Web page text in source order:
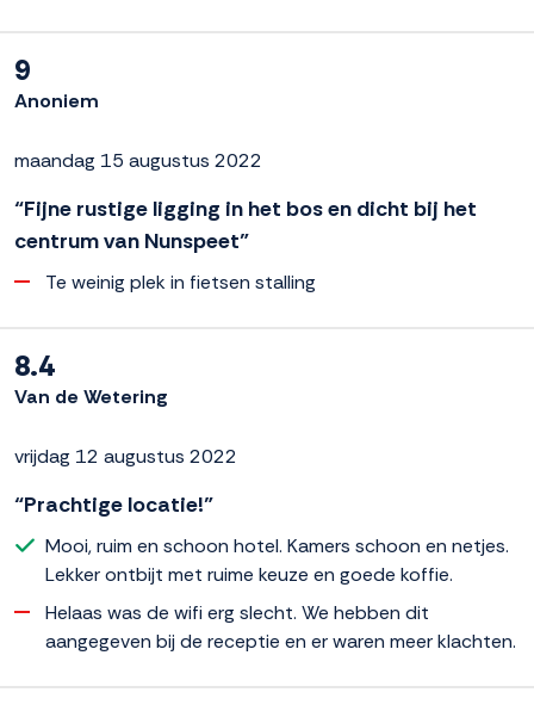
9
Anoniem
maandag 15 augustus 2022
“Fijne rustige ligging in het bos en dicht bij het
centrum van Nunspeet”
Te weinig plek in fietsen stalling
8.4
Van de Wetering
vrijdag 12 augustus 2022
“Prachtige locatie!”
Mooi, ruim en schoon hotel. Kamers schoon en netjes.
Lekker ontbijt met ruime keuze en goede koffie.
Helaas was de wifi erg slecht. We hebben dit
aangegeven bij de receptie en er waren meer klachten.